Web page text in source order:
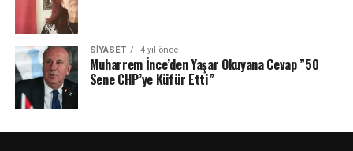
SIYASET 4 yıl önce
Muharrem İnce’den Yaşar Okuyana Cevap ”50
Sene CHP’ye Küfür Etti”